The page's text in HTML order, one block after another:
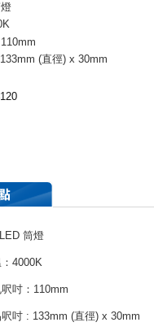
(直徑) x 30mm
筒燈
4000K
吋：110mm
呎吋 : 133mm (直徑) x 30mm